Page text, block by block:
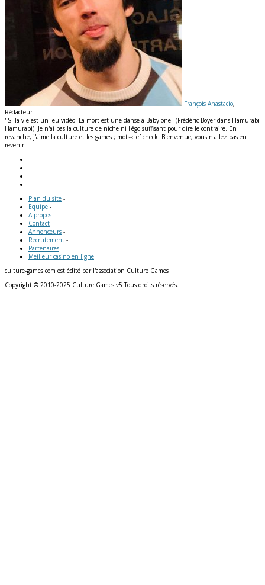
François Anastacio,
Rédacteur
"Si la vie est un jeu vidéo. La mort est une danse à Babylone" (Frédéric Boyer dans Hamurabi
Hamurabi). Je n'ai pas la culture de niche ni l'égo suffisant pour dire le contraire. En
revanche, j'aime la culture et les games ; mots-clef check. Bienvenue, vous n'allez pas en
revenir.
Plan du site -
Equipe -
A propos -
Contact -
Annonceurs -
Recrutement -
Partenaires -
Meilleur casino en ligne
culture-games.com est édité par l'association Culture Games
Copyright © 2010-2025 Culture Games v5 Tous droits réservés.